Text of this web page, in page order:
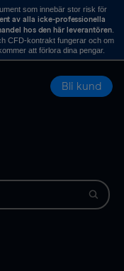
som innebär stor risk för
av alla icke-professionella
hos den här leverantören.
CFD-kontrakt fungerar och om
att förlora dina pengar.
Bli kund